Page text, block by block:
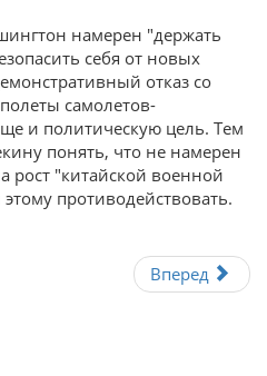
намерен "держать
себя от новых
отказ со
самолетов-
и политическую цель. Тем
понять, что не намерен
рост "китайской военной
противодействовать.
Вперед